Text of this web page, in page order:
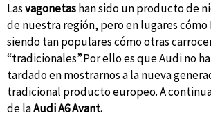
Lasvagonetashan sido un producto de
de nuestra región, pero en lugares cómo
siendo tan populares cómo otras
“tradicionales”.Por ello es que Audi no
tardado en mostrarnos a la nueva
tradicional producto europeo. A
de laAudi A6 Avant.